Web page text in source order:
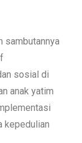
sambutannya
sosial di
anak yatim
kepedulian